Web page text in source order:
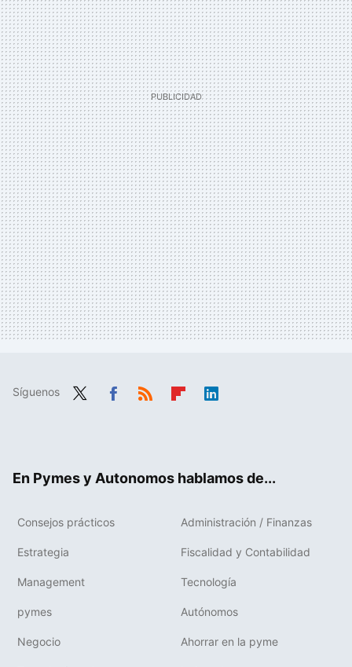
Síguenos
En Pymes y Autonomos hablamos de...
Consejos prácticos Administración / Finanzas
Estrategia Fiscalidad y Contabilidad
Management Tecnología
pymes Autónomos
Negocio Ahorrar en la pyme